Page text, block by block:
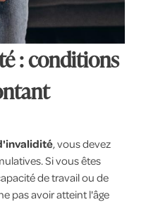
: conditions
, vous devez
Si vous êtes
de travail ou de
pas avoir atteint l'âge